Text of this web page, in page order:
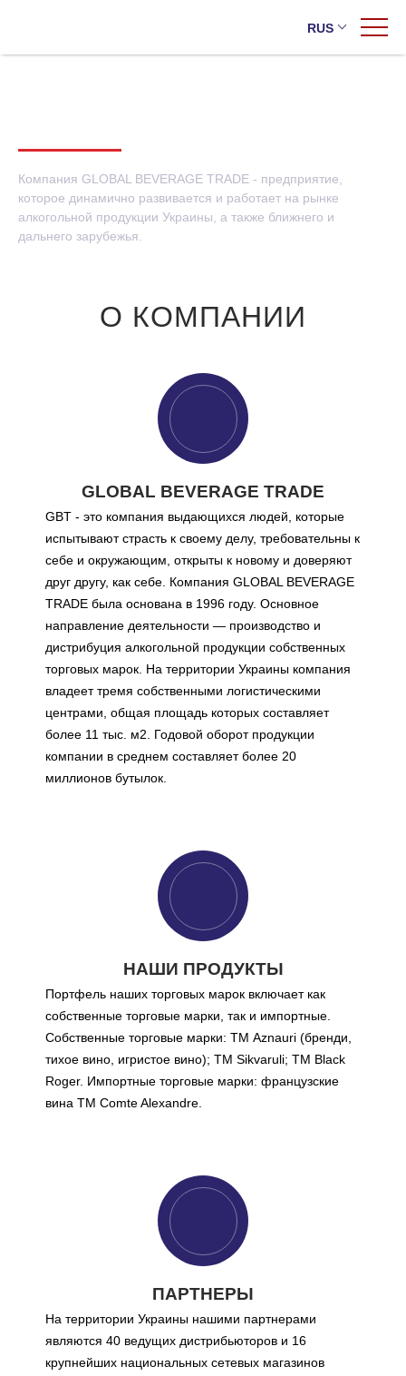
RUS
Cобственные
Новые вкусы на рынке: AZNAURI представил вина с
ТОП 3 лучшие сочетания мясных стейков и коньяка.
Наслаждайся летом вместе с коктейлями от AZNAURI
продления лета
Коньяк AZNAURI - бренд №1 по темпам роста в мире
Коньяк и шоколад - роскошное сочетание для настоящих
гурманов
КОНЬЯК ГОДА 2024
Зима со вкусом глинтвейна!
Как сделать утро романтичным с AZNAURI Espresso
Коньяк года 2024: кто возглавил рейтинг лучших
Великобритании
Компания GLOBAL BEVERAGE TRADE - предприятие,
которое динамично развивается и работает на рынке
алкогольной продукции Украины, а также ближнего и
дальнего зарубежья.
О КОМПАНИИ
GLOBAL BEVERAGE TRADE
GBT - это компания выдающихся людей, которые
испытывают страсть к своему делу, требовательны к
себе и окружающим, открыты к новому и доверяют
друг другу, как себе. Компания GLOBAL BEVERAGE
TRADE была основана в 1996 году. Основное
направление деятельности — производство и
дистрибуция алкогольной продукции собственных
торговых марок. На территории Украины компания
владеет тремя собственными логистическими
центрами, общая площадь которых составляет
более 11 тыс. м2. Годовой оборот продукции
компании в среднем составляет более 20
миллионов бутылок.
НАШИ ПРОДУКТЫ
Портфель наших торговых марок включает как
собственные торговые марки, так и импортные.
Собственные торговые марки: ТМ Aznauri (бренди,
тихое вино, игристое вино); ТМ Sikvaruli; ТМ Black
Roger. Импортные торговые марки: французские
вина ТМ Comte Alexandre.
ПАРТНЕРЫ
На территории Украины нашими партнерами
являются 40 ведущих дистрибьюторов и 16
крупнейших национальных сетевых магазинов